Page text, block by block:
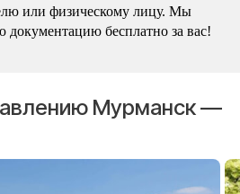
или физическому лицу. Мы
документацию бесплатно за вас!
Мурманск —